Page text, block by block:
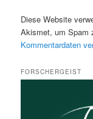
Diese Website
Akismet, um Spam
Kommentardaten
FORSCHERGEIST